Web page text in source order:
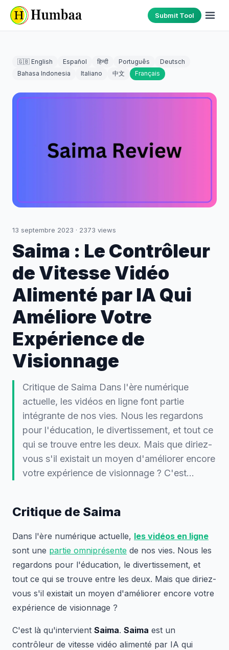
Submit Tool
🇬🇧 English Español हिन्दी Português
Deutsch
Bahasa Indonesia
Italiano 中文 Français
13 septembre 2023 · 2373 views
Saima : Le Contrôleur
de Vitesse Vidéo
Alimenté par IA Qui
Améliore Votre
Expérience de
Visionnage
Critique de Saima Dans l'ère numérique
actuelle, les vidéos en ligne font partie
intégrante de nos vies. Nous les regardons
pour l'éducation, le divertissement, et tout ce
qui se trouve entre les deux. Mais que diriez-
vous s'il existait un moyen d'améliorer encore
votre expérience de visionnage ? C'est...
Critique de Saima
Dans l'ère numérique actuelle, les vidéos en ligne
sont une partie omniprésente de nos vies. Nous les
regardons pour l'éducation, le divertissement, et
tout ce qui se trouve entre les deux. Mais que diriez-
vous s'il existait un moyen d'améliorer encore votre
expérience de visionnage ?
C'est là qu'intervient Saima. Saima est un
contrôleur de vitesse vidéo alimenté par IA qui